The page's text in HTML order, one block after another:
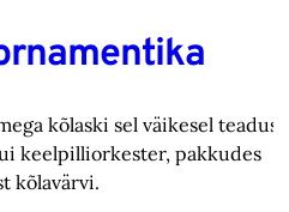
kõlaski sel väikesel
keelpilliorkester, pakkudes
kõlavärvi.